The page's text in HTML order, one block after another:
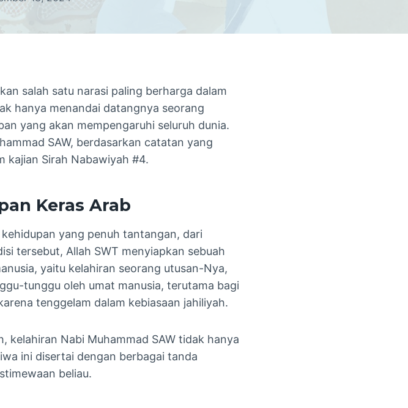
salah satu narasi paling berharga dalam
hanya menandai datangnya seorang
yang akan mempengaruhi seluruh dunia.
SAW, berdasarkan catatan yang
kajian Sirah Nabawiyah #4.
Keras Arab
yang penuh tantangan, dari
tersebut, Allah SWT menyiapkan sebuah
yaitu kelahiran seorang utusan-Nya,
tunggu oleh umat manusia, terutama bagi
tenggelam dalam kebiasaan jahiliyah.
kelahiran Nabi Muhammad SAW tidak hanya
ini disertai dengan berbagai tanda
beliau.